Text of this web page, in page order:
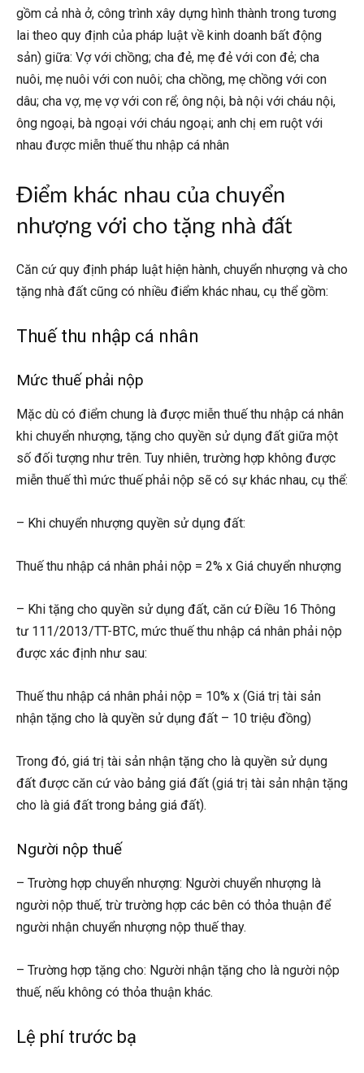
gồm cả nhà ở, công trình xây dựng hình thành trong tương
lai theo quy định của pháp luật về kinh doanh bất động
sản) giữa: Vợ với chồng; cha đẻ, mẹ đẻ với con đẻ; cha
nuôi, mẹ nuôi với con nuôi; cha chồng, mẹ chồng với con
dâu; cha vợ, mẹ vợ với con rể; ông nội, bà nội với cháu nội,
ông ngoại, bà ngoại với cháu ngoại; anh chị em ruột với
nhau được miễn thuế thu nhập cá nhân
Điểm khác nhau của chuyển
nhượng với cho tặng nhà đất
Căn cứ quy định pháp luật hiện hành, chuyển nhượng và cho
tặng nhà đất cũng có nhiều điểm khác nhau, cụ thể gồm:
Thuế thu nhập cá nhân
Mức thuế phải nộp
Mặc dù có điểm chung là được miễn thuế thu nhập cá nhân
khi chuyển nhượng, tặng cho quyền sử dụng đất giữa một
số đối tượng như trên. Tuy nhiên, trường hợp không được
miễn thuế thì mức thuế phải nộp sẽ có sự khác nhau, cụ thể:
– Khi chuyển nhượng quyền sử dụng đất:
Thuế thu nhập cá nhân phải nộp = 2% x Giá chuyển nhượng
– Khi tặng cho quyền sử dụng đất, căn cứ Điều 16 Thông
tư 111/2013/TT-BTC, mức thuế thu nhập cá nhân phải nộp
được xác định như sau:
Thuế thu nhập cá nhân phải nộp = 10% x (Giá trị tài sản
nhận tặng cho là quyền sử dụng đất – 10 triệu đồng)
Trong đó, giá trị tài sản nhận tặng cho là quyền sử dụng
đất được căn cứ vào bảng giá đất (giá trị tài sản nhận tặng
cho là giá đất trong bảng giá đất).
Người nộp thuế
– Trường hợp chuyển nhượng: Người chuyển nhượng là
người nộp thuế, trừ trường hợp các bên có thỏa thuận để
người nhận chuyển nhượng nộp thuế thay.
– Trường hợp tặng cho: Người nhận tặng cho là người nộp
thuế, nếu không có thỏa thuận khác.
Lệ phí trước bạ